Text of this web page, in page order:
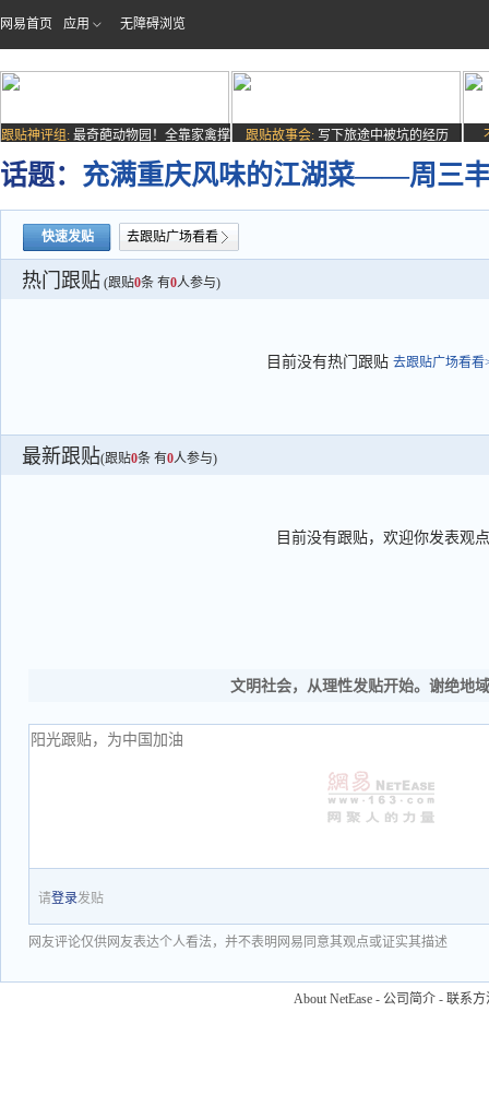
网易首页 应用 无障碍浏览
跟贴神评组: 最奇葩动物园！全靠家禽撑
场子
跟贴故事会: 写下旅途中被坑的经历
话题： 充满重庆风味的江湖菜——周三
快速发贴 去跟贴广场看看
热门跟贴 (跟贴0条 有0人参与)
目前没有热门跟贴 去跟贴广场看看
最新跟贴(跟贴0条 有0人参与)
目前没有跟贴，欢迎你发表观点
文明社会，从理性发贴开始。谢绝地
请登录发贴
网友评论仅供网友表达个人看法，并不表明网易同意其观点或证实其描述
About NetEase - 公司简介 - 联系方